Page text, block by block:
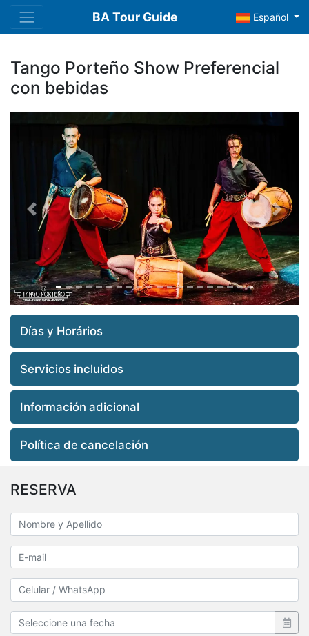
BA Tour Guide Español
Tango Porteño Show Preferencial
con bebidas
Previous Next
Días y Horários
Servicios incluidos
Información adicional
Política de cancelación
RESERVA